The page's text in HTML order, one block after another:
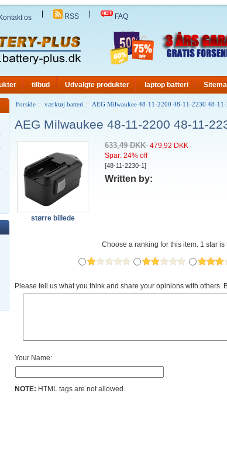
Kontakt os RSS FAQ
tilbud Udvalgte produkter laptop batteri
Forside :: værktøj batteri :: AEG Milwaukee 48-11-2200 48-11-2230 48-
AEG Milwaukee 48-11-2200 48-11-
større billede
633,49 DKK 479,92 DKK
Spar: 24% off
[48-11-2230-1]
Written by:
Choose a ranking for this item. 1 star
Please tell us what you think and share your opinions with others.
Your Name:
NOTE: HTML tags are not allowed.